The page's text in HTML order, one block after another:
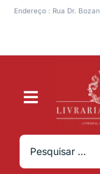
Endereço : Rua Dr.